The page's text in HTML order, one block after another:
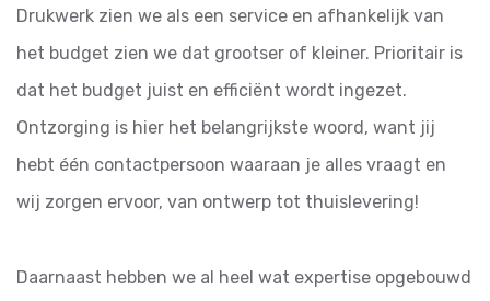
Drukwerk zien we als een service en afhankelijk van
het budget zien we dat grootser of kleiner. Prioritair is
dat het budget juist en efficiënt wordt ingezet.
Ontzorging is hier het belangrijkste woord, want jij
hebt één contactpersoon waaraan je alles vraagt en
wij zorgen ervoor, van ontwerp tot thuislevering!
Daarnaast hebben we al heel wat expertise opgebouwd